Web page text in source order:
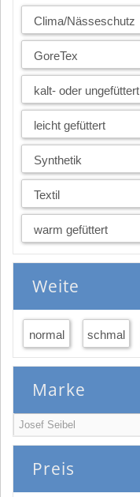
Clima/Nässeschutz
GoreTex
kalt- oder ungefüttert
leicht gefüttert
Synthetik
Textil
warm gefüttert
Weite
normal schmal
Marke
Preis